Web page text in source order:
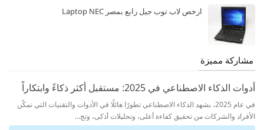
ارخص لاب توب جيل رابع بمصر Laptop NEC
مشاركة مميزة
أدوات الذكاء الاصطناعي في 2025: مستقبل أكثر ذكاءً وابتكاراً
في عام 2025، يشهد الذكاء الاصطناعي تطورًا هائلًا في الأدوات والتقنيات التي تمكّن
الأفراد والشركات من تحقيق كفاءة أعلى، وتحليلات أذكى، وتج…